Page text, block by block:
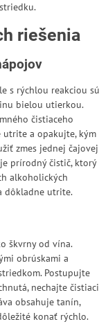
riešenia
s rýchlou reakciou sú
bielou utierkou.
čistiaceho
utrite a opakujte, kým
zmes jednej čajovej
prírodný čistič, ktorý
alkoholických
dôkladne utrite.
škvrny od vína.
obrúskami a
Postupujte
nechajte čistiaci
obsahuje tanín,
konať rýchlo.